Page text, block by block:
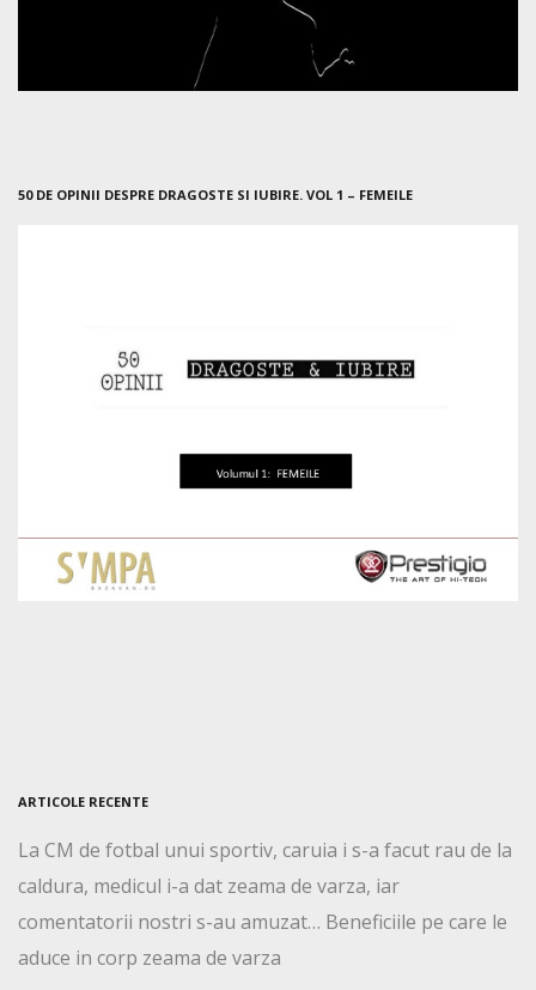
50 DE OPINII DESPRE DRAGOSTE SI IUBIRE. VOL 1 – FEMEILE
ARTICOLE RECENTE
La CM de fotbal unui sportiv, caruia i s-a facut rau de la
caldura, medicul i-a dat zeama de varza, iar
comentatorii nostri s-au amuzat… Beneficiile pe care le
aduce in corp zeama de varza